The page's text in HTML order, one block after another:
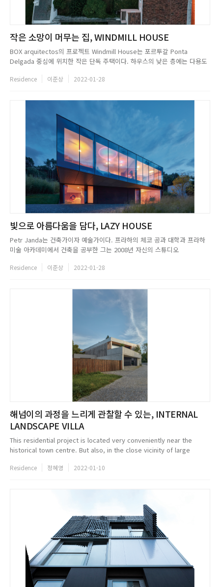
작은 소망이 머무는 집, WINDMILL HOUSE
BOX arquitectos의 프로젝트 Windmill House는 포르투갈 Ponta
Delgada 중심에 위치한 작은 단독 주택이다. 하우스의 낮은 층에는 다용도
이가 집을 그리는 상상을 바탕으로 문 하나와 창문 하나가 디자인되어 있다.
Residence 이준상 2022-01-28
빛으로 아름다움을 담다, LAZY HOUSE
Petr Janda는 건축가이자 예술가이다. 프라하의 체코 공과 대학과 프라하
미술 아카데미에서 건축을 공부한 그는 2008년 자신의 스튜디오
으로 참여하는 등 활발한 대외 활동도 이어갔으며, 2011년과 2014년에 체코
Residence 이준상 2022-01-28
해넘이의 과정을 느리게 관찰할 수 있는, INTERNAL
LANDSCAPE VILLA
This residential project is located very conveniently near the
historical town centre. But also, in the close vicinity of large
microclimate. Anot...
Residence 정혜영 2022-01-10